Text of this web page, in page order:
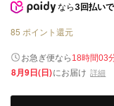
なら 3回払い
85 ポイント還元
お急ぎ便なら 18時間03
8月9日(日)にお届け 詳細